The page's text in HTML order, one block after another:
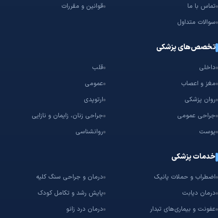
تماس با ما
قوانین و مقررات
سوالات متداول
تخصص‌های پزشکی
داخلی
قلب
مغز و اعصاب
عمومی
روان پزشکی
ارتوپدی
جراحی عمومی
جراحی زنان، زایمان و نازایی
پوست
روانشناسی
خدمات پزشکی
اضطراب و حملات پانیک
درمان و جراحی سنگ کلیه
درمان دیابت
پایش رشد و تکامل کودک
عفونت و بیماری‌های تبدار
درمان درد زانو